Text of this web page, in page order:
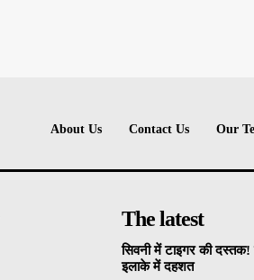
About Us Contact Us Our
The latest
सिवनी में टाइगर की दस्तक!
इलाके में दहशत